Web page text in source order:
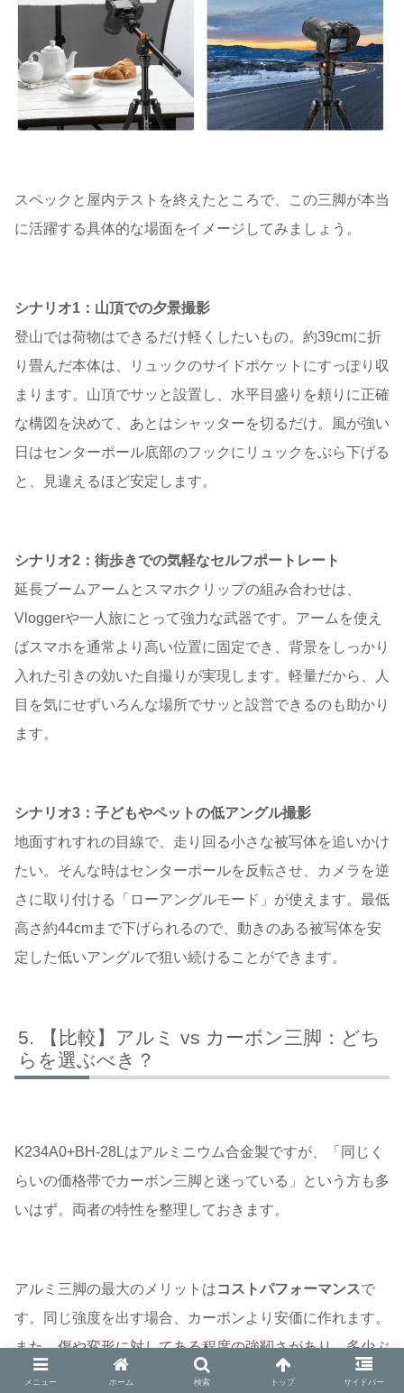
スペックと屋内テストを終えたところで、この三脚が本当
に活躍する具体的な場面をイメージしてみましょう。
シナリオ1：山頂での夕景撮影
登山では荷物はできるだけ軽くしたいもの。約39cmに折
り畳んだ本体は、リュックのサイドポケットにすっぽり収
まります。山頂でサッと設置し、水平目盛りを頼りに正確
な構図を決めて、あとはシャッターを切るだけ。風が強い
日はセンターポール底部のフックにリュックをぶら下げる
と、見違えるほど安定します。
シナリオ2：街歩きでの気軽なセルフポートレート
延長ブームアームとスマホクリップの組み合わせは、
Vloggerや一人旅にとって強力な武器です。アームを使え
ばスマホを通常より高い位置に固定でき、背景をしっかり
入れた引きの効いた自撮りが実現します。軽量だから、人
目を気にせずいろんな場所でサッと設営できるのも助かり
ます。
シナリオ3：子どもやペットの低アングル撮影
地面すれすれの目線で、走り回る小さな被写体を追いかけ
たい。そんな時はセンターポールを反転させ、カメラを逆
さに取り付ける「ローアングルモード」が使えます。最低
高さ約44cmまで下げられるので、動きのある被写体を安
定した低いアングルで狙い続けることができます。
【比較】アルミ vs カーボン三脚：どち
らを選ぶべき？
K234A0+BH-28Lはアルミニウム合金製ですが、「同じく
らいの価格帯でカーボン三脚と迷っている」という方も多
いはず。両者の特性を整理しておきます。
アルミ三脚の最大のメリットはコストパフォーマンスで
す。同じ強度を出す場合、カーボンより安価に作れます。
また、傷や変形に対してある程度の強靭さがあり、多少ぶ
つけても致命傷になりにくいという実用的な強みもありま
メニュー ホーム 検索 トップ サイドバー